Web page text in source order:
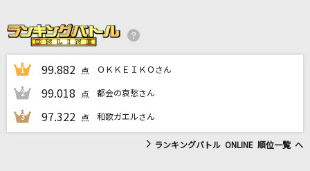
ミスター・ブルースカイ
マカロニえんぴつ
ポルターガイスト
なとり
1 99.882 点 ＯＫＫＥＩＫＯさん
2 99.018 点 都会の哀愁さん
3 97.322 点 和歌ガエルさん
ランキングバトル ONLINE 順位一覧 へ